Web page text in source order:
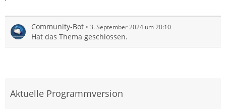
Community-Bot 3. September 2024 um 20:10
Hat das Thema geschlossen.
Aktuelle Programmversion